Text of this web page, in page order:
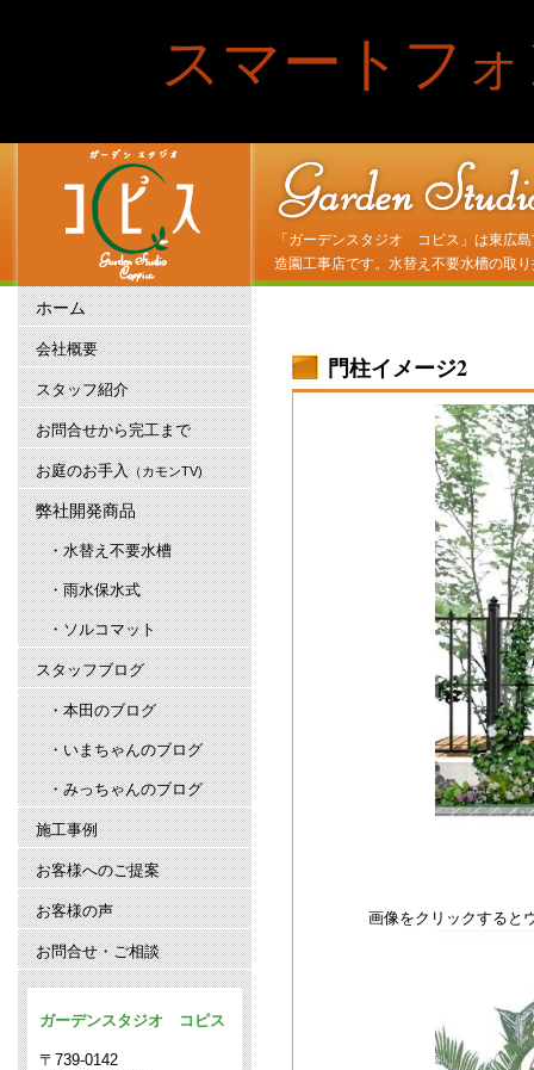
スマートフ
「ガーデンスタジオ コピス」は東広
造園工事店です。水替え不要水槽の取
門柱イメージ2
画像をクリックすると
ホーム
会社概要
スタッフ紹介
お問合せから完工まで
お庭のお手入（カモンTV)
弊社開発商品
・水替え不要水槽
・雨水保水式
・ソルコマット
スタッフブログ
・本田のブログ
・いまちゃんのブログ
・みっちゃんのブログ
施工事例
お客様へのご提案
お客様の声
お問合せ・ご相談
ガーデンスタジオ コピス
〒739-0142